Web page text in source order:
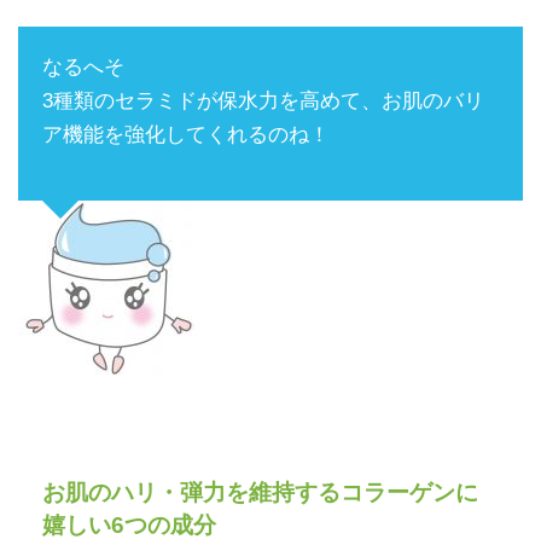
なるへそ
3種類のセラミドが保水力を高めて、お肌のバリ
ア機能を強化してくれるのね！
お肌のハリ・弾力を維持するコラーゲンに
嬉しい6つの成分